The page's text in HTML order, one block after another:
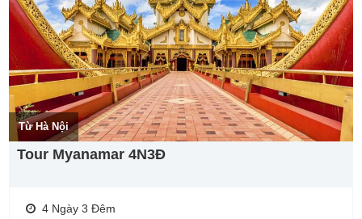
Từ Hà Nội
Tour Myanamar 4N3Đ
4 Ngày 3 Đêm